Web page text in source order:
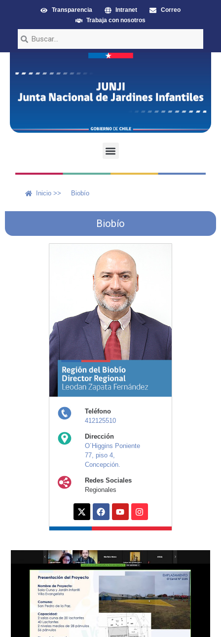
Transparencia Intranet
Correo
Trabaja con nosotros
Inicio >> Biobío
Biobío
Teléfono
412125510
Dirección
O´Higgins Poniente
77, piso 4,
Concepción.
Redes Sociales
Regionales